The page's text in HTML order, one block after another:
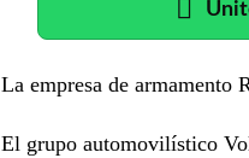
La empresa de armamento
El grupo automovilístico